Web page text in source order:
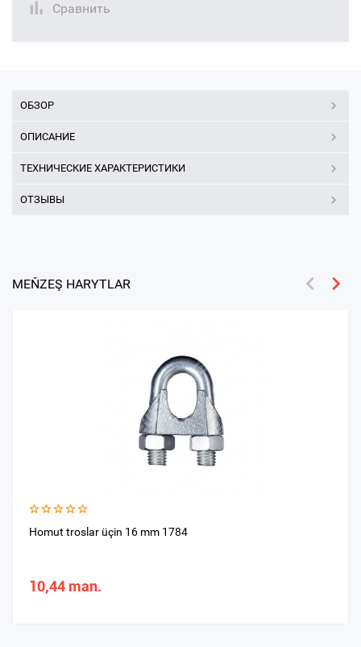
Сравнить
ОБЗОР
ОПИСАНИЕ
ТЕХНИЧЕСКИЕ ХАРАКТЕРИСТИКИ
ОТЗЫВЫ
MEŇZEŞ HARYTLAR
Homut troslar üçin 16 mm 1784
10,44 man.